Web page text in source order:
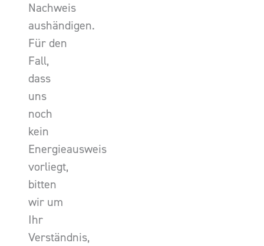
Nachweis
aushändigen.
Für den
Fall,
dass
uns
noch
kein
Energieausweis
vorliegt,
bitten
wir um
Ihr
Verständnis,